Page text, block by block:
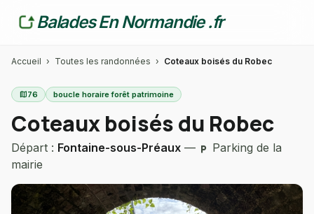
Balades En Normandie .fr
Accueil › Toutes les randonnées › Coteaux boisés du Robec
map76 boucle horaire forêt patrimoine
Coteaux boisés du Robec
Départ : Fontaine-sous-Préaux — local_parking
Parking de la
mairie